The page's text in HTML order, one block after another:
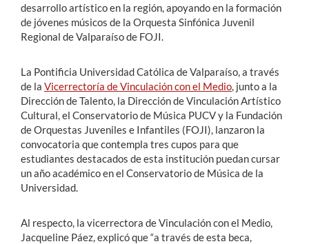
desarrollo artístico en la región, apoyando en la formación
de jóvenes músicos de la Orquesta Sinfónica Juvenil
Regional de Valparaíso de FOJI.
La Pontificia Universidad Católica de Valparaíso, a través
de la Vicerrectoría de Vinculación con el Medio , junto a la
Dirección de Talento, la Dirección de Vinculación Artístico
Cultural, el Conservatorio de Música PUCV y la Fundación
de Orquestas Juveniles e Infantiles (FOJI), lanzaron la
convocatoria que contempla tres cupos para que
estudiantes destacados de esta institución puedan cursar
un año académico en el Conservatorio de Música de la
Universidad.
Al respecto, la vicerrectora de Vinculación con el Medio,
Jacqueline Páez, explicó que “a través de esta beca,